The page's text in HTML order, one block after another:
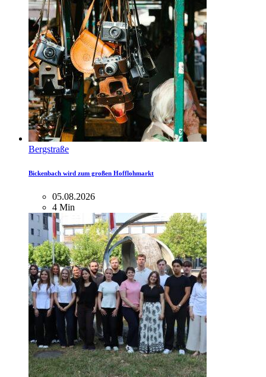
Bergstraße
Bickenbach wird zum großen Hofflohmarkt
05.08.2026
4 Min